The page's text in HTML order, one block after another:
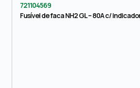
721104569
Fusível de faca NH2 GL – 80A c/